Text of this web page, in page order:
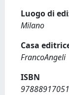
Luogo di
Milano
Casa
FrancoAngeli
ISBN